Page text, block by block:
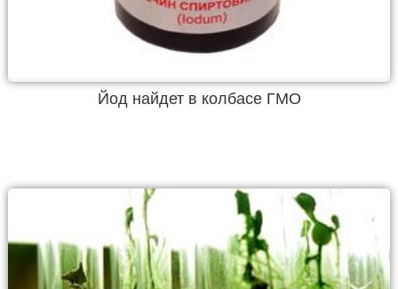
Йод найдет в колбасе ГМО